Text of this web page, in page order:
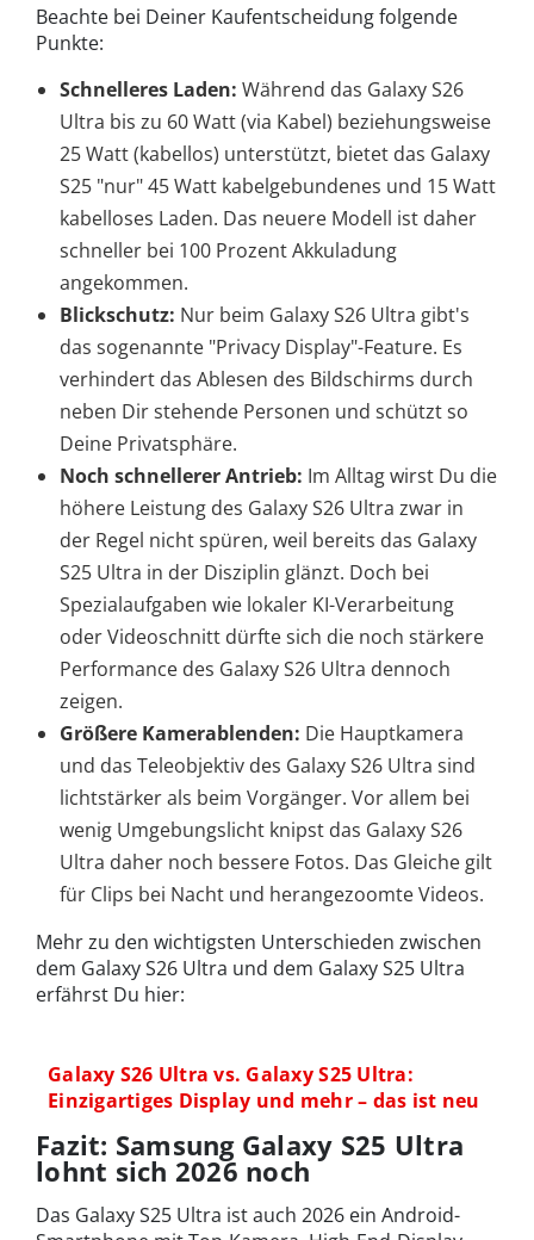
Beachte bei Deiner Kaufentscheidung folgende
Punkte:
Schnelleres Laden: Während das Galaxy S26
Ultra bis zu 60 Watt (via Kabel) beziehungsweise
25 Watt (kabellos) unterstützt, bietet das Galaxy
S25 "nur" 45 Watt kabelgebundenes und 15 Watt
kabelloses Laden. Das neuere Modell ist daher
schneller bei 100 Prozent Akkuladung
angekommen.
Blickschutz: Nur beim Galaxy S26 Ultra gibt's
das sogenannte "Privacy Display"-Feature. Es
verhindert das Ablesen des Bildschirms durch
neben Dir stehende Personen und schützt so
Deine Privatsphäre.
Noch schnellerer Antrieb: Im Alltag wirst Du die
höhere Leistung des Galaxy S26 Ultra zwar in
der Regel nicht spüren, weil bereits das Galaxy
S25 Ultra in der Disziplin glänzt. Doch bei
Spezialaufgaben wie lokaler KI-Verarbeitung
oder Videoschnitt dürfte sich die noch stärkere
Performance des Galaxy S26 Ultra dennoch
zeigen.
Größere Kamerablenden: Die Hauptkamera
und das Teleobjektiv des Galaxy S26 Ultra sind
lichtstärker als beim Vorgänger. Vor allem bei
wenig Umgebungslicht knipst das Galaxy S26
Ultra daher noch bessere Fotos. Das Gleiche gilt
für Clips bei Nacht und herangezoomte Videos.
Mehr zu den wichtigsten Unterschieden zwischen
dem Galaxy S26 Ultra und dem Galaxy S25 Ultra
erfährst Du hier:
Galaxy S26 Ultra vs. Galaxy S25 Ultra:
Einzigartiges Display und mehr – das ist neu
Fazit: Samsung Galaxy S25 Ultra
lohnt sich 2026 noch
Das Galaxy S25 Ultra ist auch 2026 ein Android-